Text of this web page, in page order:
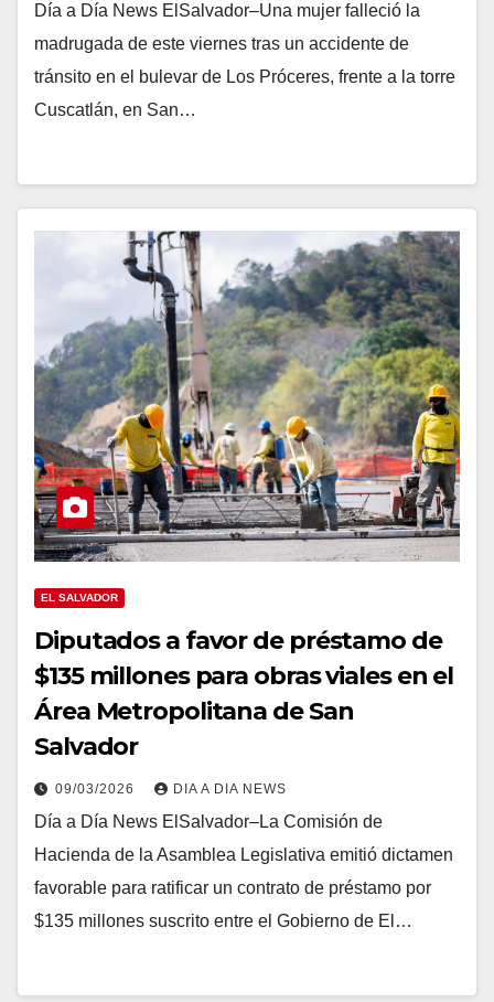
Día a Día News ElSalvador–Una mujer falleció la
madrugada de este viernes tras un accidente de
tránsito en el bulevar de Los Próceres, frente a la torre
Cuscatlán, en San…
EL SALVADOR
Diputados a favor de préstamo de
$135 millones para obras viales en el
Área Metropolitana de San
Salvador
09/03/2026 DIA A DIA NEWS
Día a Día News ElSalvador–La Comisión de
Hacienda de la Asamblea Legislativa emitió dictamen
favorable para ratificar un contrato de préstamo por
$135 millones suscrito entre el Gobierno de El…